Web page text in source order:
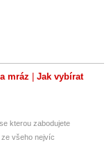
mráz
Jak vybírat
kterou zabodujete
všeho nejvíc